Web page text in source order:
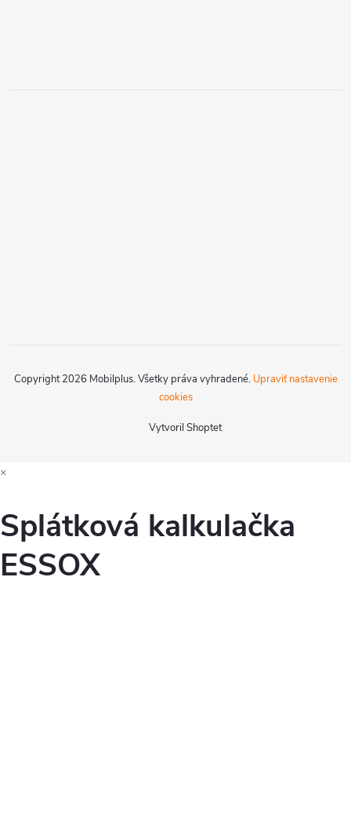
Vytvoril Shoptet
Copyright 2026 Mobilplus. Všetky práva vyhradené. Upraviť nastavenie
cookies
×
Splátková kalkulačka
ESSOX